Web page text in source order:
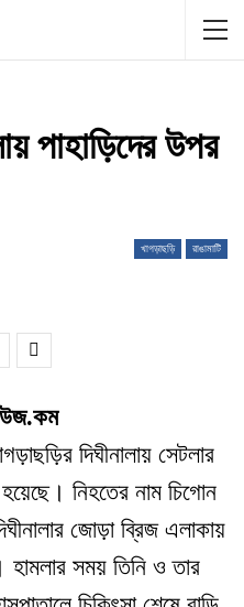
পাহাড়িদের উপর
খাগড়াছড়ি রাঙামাটি
দিঘীনালায় সেটলার
। নিহতের নাম চিগোন
জোড়া ব্রিজ এলাকায়
। হামলার সময় তিনি ও তার